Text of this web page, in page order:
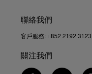
聯絡我們
客戶服務: +852 2192 3123
關注我們